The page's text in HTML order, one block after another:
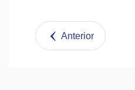
Tweet
Anterior